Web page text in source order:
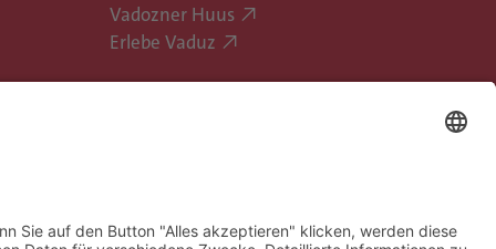
Vadozner Huus
Erlebe Vaduz